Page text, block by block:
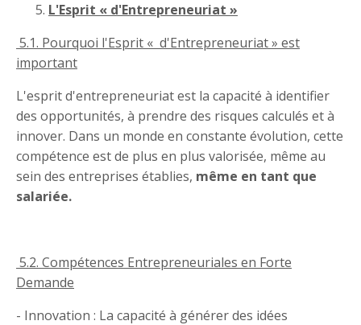
L'Esprit « d'Entrepreneuriat »
5.1. Pourquoi l'Esprit « d'Entrepreneuriat » est
important
L'esprit d'entrepreneuriat est la capacité à identifier
des opportunités, à prendre des risques calculés et à
innover. Dans un monde en constante évolution, cette
compétence est de plus en plus valorisée, même au
sein des entreprises établies, même en tant que
salariée.
5.2. Compétences Entrepreneuriales en Forte
Demande
- Innovation : La capacité à générer des idées